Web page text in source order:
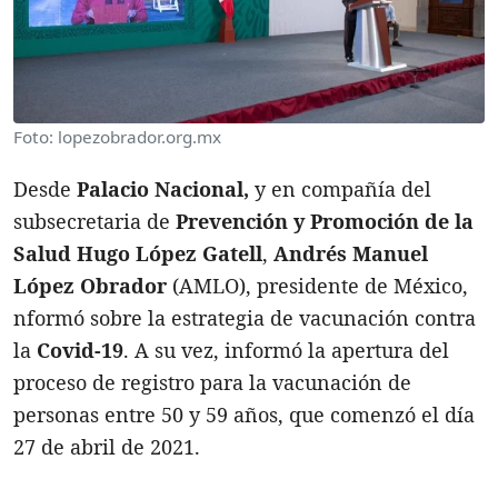
Foto: lopezobrador.org.mx
Desde Palacio Nacional, y en compañía del
subsecretaria de Prevención y Promoción de la
Salud Hugo López Gatell, Andrés Manuel
López Obrador (AMLO), presidente de México,
nformó sobre la estrategia de vacunación contra
la Covid-19. A su vez, informó la apertura del
proceso de registro para la vacunación de
personas entre 50 y 59 años, que comenzó el día
27 de abril de 2021.